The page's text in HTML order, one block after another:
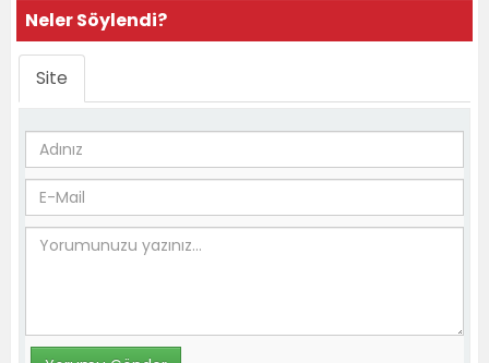
Neler Söylendi?
Site